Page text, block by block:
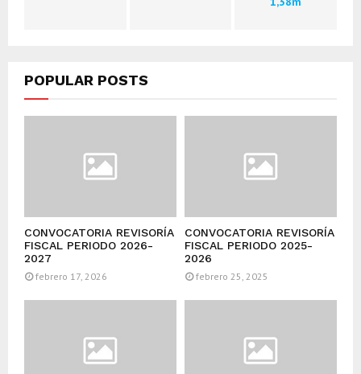
POPULAR POSTS
CONVOCATORIA REVISORÍA
FISCAL PERIODO 2026-
2027
febrero 17, 2026
CONVOCATORIA REVISORÍA
FISCAL PERIODO 2025-
2026
febrero 25, 2025